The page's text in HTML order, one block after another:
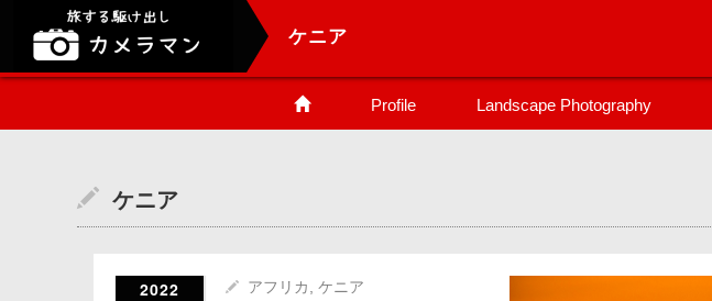
ケニア
Profile Landscape Photography
ケニア
2022 アフリカ ケニア